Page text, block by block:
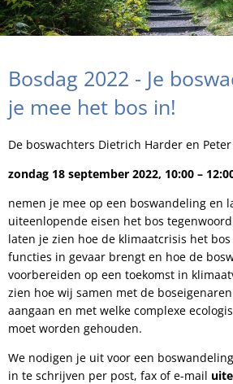
Bosdag 2022 - Je
je mee het bos in!
De boswachters Dietrich Harder en
zondag 18 september 2022, 10:00 –
nemen je mee op een boswandeling en
uiteenlopende eisen het bos
laten je zien hoe de klimaatcrisis het
functies in gevaar brengt en hoe de
voorbereiden op een toekomst in
zien hoe wij samen met de
aangaan en met welke complexe
moet worden gehouden.
We nodigen je uit voor een
in te schrijven per post, fax of e-mail